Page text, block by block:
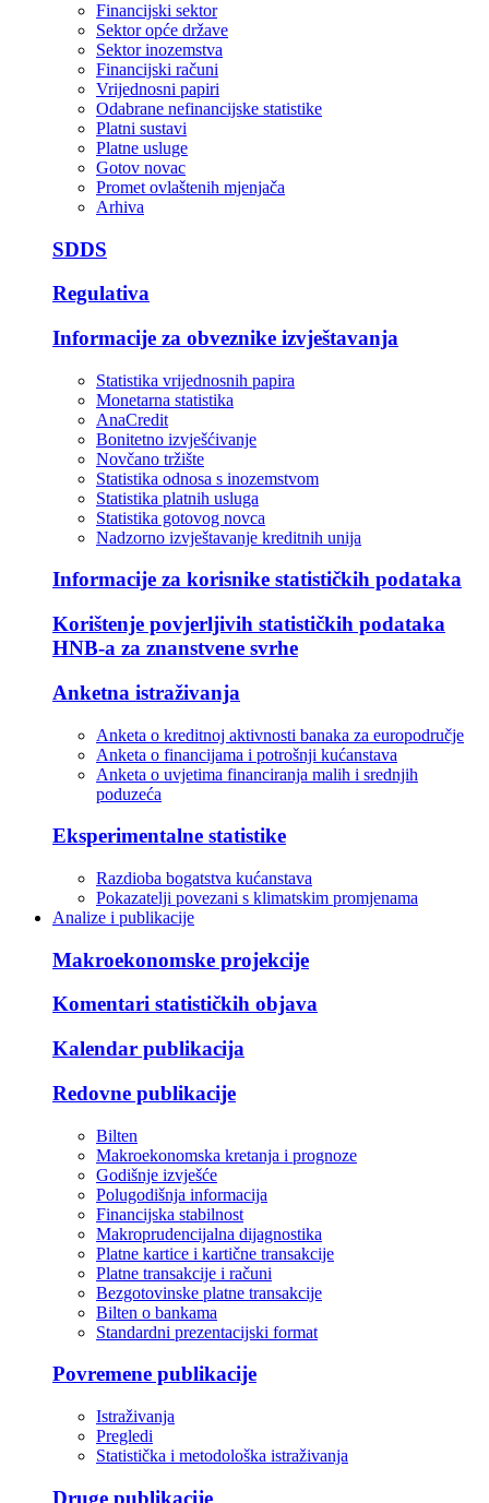
Financijski sektor
Sektor opće države
Sektor inozemstva
Financijski računi
Vrijednosni papiri
Odabrane nefinancijske statistike
Platni sustavi
Platne usluge
Gotov novac
Promet ovlaštenih mjenjača
Arhiva
SDDS
Regulativa
Informacije za obveznike izvještavanja
Statistika vrijednosnih papira
Monetarna statistika
AnaCredit
Bonitetno izvješćivanje
Novčano tržište
Statistika odnosa s inozemstvom
Statistika platnih usluga
Statistika gotovog novca
Nadzorno izvještavanje kreditnih unija
Informacije za korisnike statističkih podataka
Korištenje povjerljivih statističkih podataka
HNB-a za znanstvene svrhe
Anketna istraživanja
Anketa o kreditnoj aktivnosti banaka za europodručje
Anketa o financijama i potrošnji kućanstava
Anketa o uvjetima financiranja malih i srednjih
poduzeća
Eksperimentalne statistike
Razdioba bogatstva kućanstava
Pokazatelji povezani s klimatskim promjenama
Analize i publikacije
Makroekonomske projekcije
Komentari statističkih objava
Kalendar publikacija
Redovne publikacije
Bilten
Makroekonomska kretanja i prognoze
Godišnje izvješće
Polugodišnja informacija
Financijska stabilnost
Makroprudencijalna dijagnostika
Platne kartice i kartične transakcije
Platne transakcije i računi
Bezgotovinske platne transakcije
Bilten o bankama
Standardni prezentacijski format
Povremene publikacije
Istraživanja
Pregledi
Statistička i metodološka istraživanja
Druge publikacije